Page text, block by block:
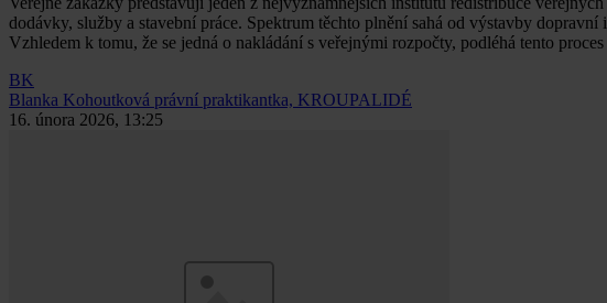
dodávky, služby a stavební práce. Spektrum těchto plnění sahá od výstavby
Vzhledem k tomu, že se jedná o nakládání s veřejnými rozpočty, podléhá tento
BK
Blanka Kohoutková právní praktikantka, KROUPALIDÉ
16. února 2026, 13:25